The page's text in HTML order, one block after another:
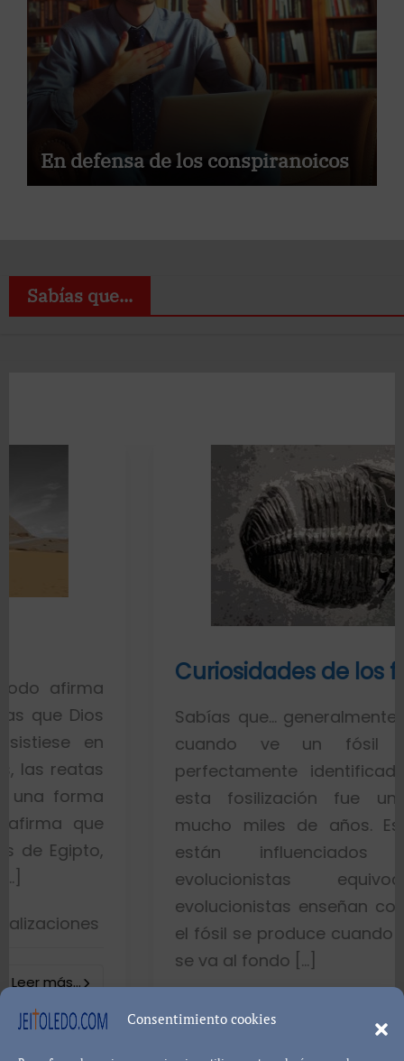
Consentimiento cookies
En defensa de los conspiranoicos
Sabías que...
Curiosidades de los fósiles
Sabías que… generalmente toda la
cuando ve un fósil de un
perfectamente identificado piensa
esta fosilización fue un proceso
mucho miles de años. Esto es
están influenciados por
evolucionistas equivocadas.
evolucionistas enseñan con gráficos
el fósil se produce cuando el pez
se va al fondo […]